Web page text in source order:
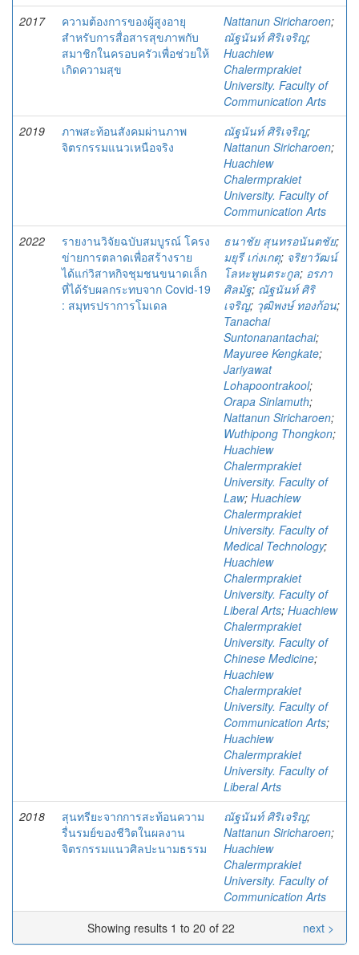
2017
ความต้องการของผู้สูงอายุ
สำหรับการสื่อสารสุขภาพกับ
สมาชิกในครอบครัวเพื่อช่วยให้
เกิดความสุข
Nattanun Siricharoen;
ณัฐนันท์ ศิริเจริญ;
Huachiew
Chalermprakiet
University. Faculty of
Communication Arts
2019
ภาพสะท้อนสังคมผ่านภาพ
จิตรกรรมแนวเหนือจริง
ณัฐนันท์ ศิริเจริญ;
Nattanun Siricharoen;
Huachiew
Chalermprakiet
University. Faculty of
Communication Arts
2022
รายงานวิจัยฉบับสมบูรณ์ โครง
ข่ายการตลาดเพื่อสร้างราย
ได้แก่วิสาหกิจชุมชนขนาดเล็ก
ที่ได้รับผลกระทบจาก Covid-19
: สมุทรปราการโมเดล
ธนาชัย สุนทรอนันตชัย;
มยุรี เก่งเกตุ; จริยาวัฒน์
โลหะพูนตระกูล; อรภา
ศิลมัฐ; ณัฐนันท์ ศิริ
เจริญ; วุฒิพงษ์ ทองก้อน;
Tanachai
Suntonanantachai;
Mayuree Kengkate;
Jariyawat
Lohapoontrakool;
Orapa Sinlamuth;
Nattanun Siricharoen;
Wuthipong Thongkon;
Huachiew
Chalermprakiet
University. Faculty of
Law; Huachiew
Chalermprakiet
University. Faculty of
Medical Technology;
Huachiew
Chalermprakiet
University. Faculty of
Liberal Arts; Huachiew
Chalermprakiet
University. Faculty of
Chinese Medicine;
Huachiew
Chalermprakiet
University. Faculty of
Communication Arts;
Huachiew
Chalermprakiet
University. Faculty of
Liberal Arts
2018
สุนทรียะจากการสะท้อนความ
รื่นรมย์ของชีวิตในผลงาน
จิตรกรรมแนวศิลปะนามธรรม
ณัฐนันท์ ศิริเจริญ;
Nattanun Siricharoen;
Huachiew
Chalermprakiet
University. Faculty of
Communication Arts
Showing results 1 to 20 of 22
next >